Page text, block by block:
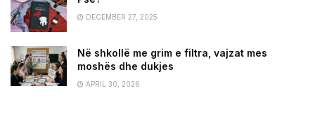
DECEMBER 27, 2025
Në shkollë me grim e filtra, vajzat mes
moshës dhe dukjes
APRIL 30, 2026